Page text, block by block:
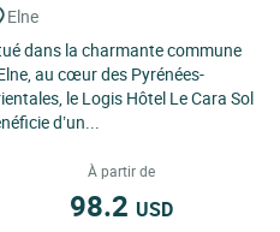
Elne
dans la charmante commune
au cœur des Pyrénées-
le Logis Hôtel Le Cara Sol
d’un...
À partir de
98.2 USD